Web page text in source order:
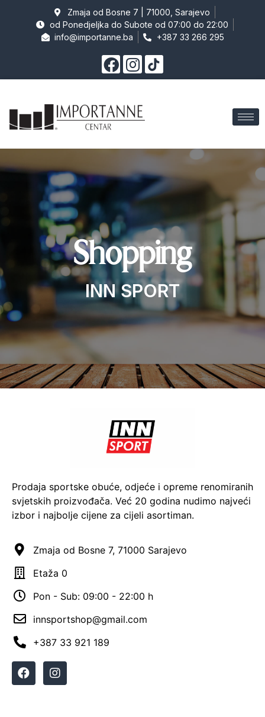
Zmaja od Bosne 7 | 71000, Sarajevo
od Ponedjeljka do Subote od 07:00 do 22:00
info@importanne.ba
+387 33 266 295
Shopping
INN SPORT
Prodaja sportske obuće, odjeće i opreme renomiranih
svjetskih proizvođača. Već 20 godina nudimo najveći
izbor i najbolje cijene za cijeli asortiman.
Zmaja od Bosne 7, 71000 Sarajevo
Etaža 0
Pon - Sub: 09:00 - 22:00 h
innsportshop@gmail.com
+387 33 921 189